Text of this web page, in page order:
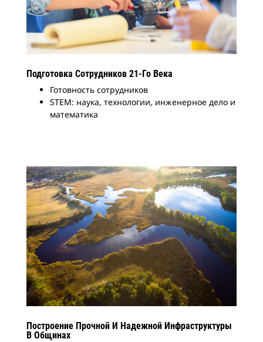
Подготовка Сотрудников 21-Го Века
Готовность сотрудников
STEM: наука, технологии, инженерное дело и
математика
Построение Прочной И Надежной Инфраструктуры
В Общинах